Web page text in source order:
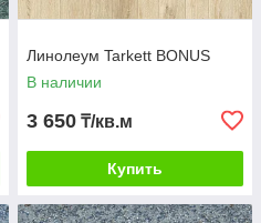
Линолеум Tarkett BONUS
В наличии
3 650 ₸/кв.м
Купить